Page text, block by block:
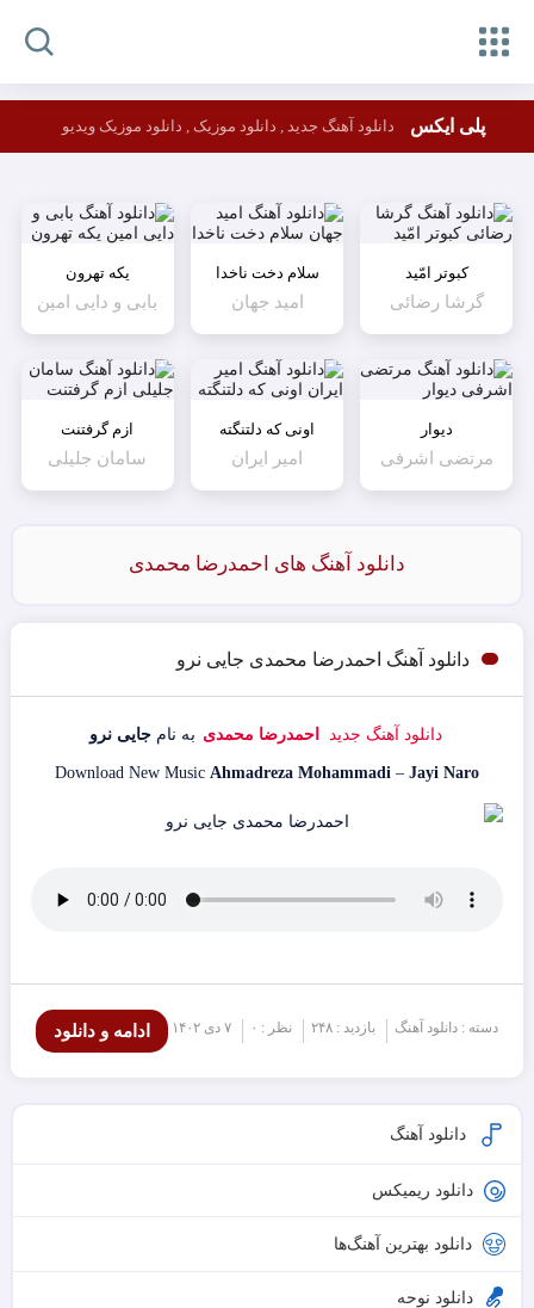
پلی ایکس دانلود آهنگ جدید , دانلود موزیک , دانلود موزیک ویدیو
کبوتر امّید
گرشا رضائی
سلام دخت ناخدا
امید جهان
یکه تهرون
بابی و دایی امین
دیوار
مرتضی اشرفی
اونی که دلتنگته
امیر ایران
ازم گرفتنت
سامان جلیلی
دانلود آهنگ های احمدرضا محمدی
دانلود آهنگ احمدرضا محمدی جایی نرو
دانلود آهنگ جدید احمدرضا محمدی به نام جایی نرو
Download New Music Ahmadreza Mohammadi – Jayi Naro
دسته : دانلود آهنگ بازدید : ۲۴۸ نظر : ۰ ۷ دی ۱۴۰۲ ادامه و دانلود
دانلود آهنگ
دانلود ریمیکس
دانلود بهترین آهنگ‌ها
دانلود نوحه